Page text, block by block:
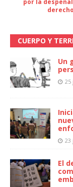
CUERPO Y
Un
25
23
El